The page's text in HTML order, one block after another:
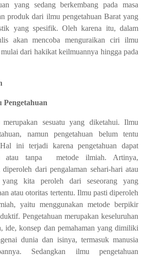
yang sedang berkembang pada masa
produk dari ilmu pengetahuan Barat yang
yang spesifik. Oleh karena itu, dalam
akan mencoba menguraikan ciri ilmu
dari hakikat keilmuannya hingga pada
Pengetahuan
merupakan sesuatu yang diketahui. Ilmu
namun pengetahuan belum tentu
ini terjadi karena pengetahuan dapat
atau tanpa metode ilmiah. Artinya,
diperoleh dari pengalaman sehari-hari atau
kita peroleh dari seseorang yang
atau otoritas tertentu. Ilmu pasti diperoleh
yaitu menggunakan metode berpikir
Pengetahuan merupakan keseluruhan
ide, konsep dan pemahaman yang dimiliki
dunia dan isinya, termasuk manusia
Sedangkan ilmu pengetahuan